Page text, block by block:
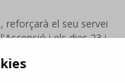
reforçarà el seu servei
i els dies 23 i